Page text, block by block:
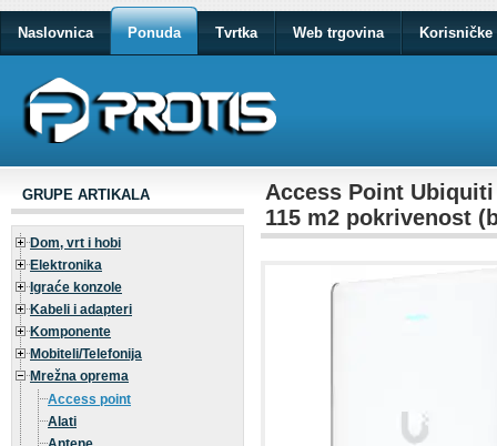
Naslovnica Ponuda Tvrtka Web trgovina Korisničke
GRUPE ARTIKALA
Dom, vrt i hobi
Elektronika
Igraće konzole
Kabeli i adapteri
Komponente
Mobiteli/Telefonija
Mrežna oprema
Access point
Alati
Access Point
115 m2 pokrivenost